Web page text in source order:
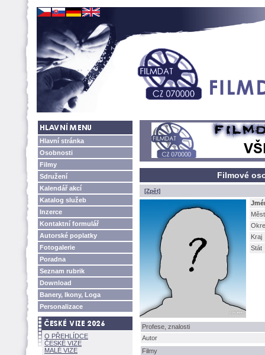
Hlavní stránka
Osobnosti
Filmy
Sdružení
Kalendář akcí
Katalog služeb
Inzerce
Kontaktní formulář
Autorské poplatky
Fotogalerie
Poradna
Seznam rubrik
Download
Banery, Ikony, Loga
Personalizace
O PŘEHLÍDCE
ČESKÉ VIZE
MALÉ VIZE
Filmové
[Zpět]
Kraj
Stát
Profese, znalosti
Autor
Filmy